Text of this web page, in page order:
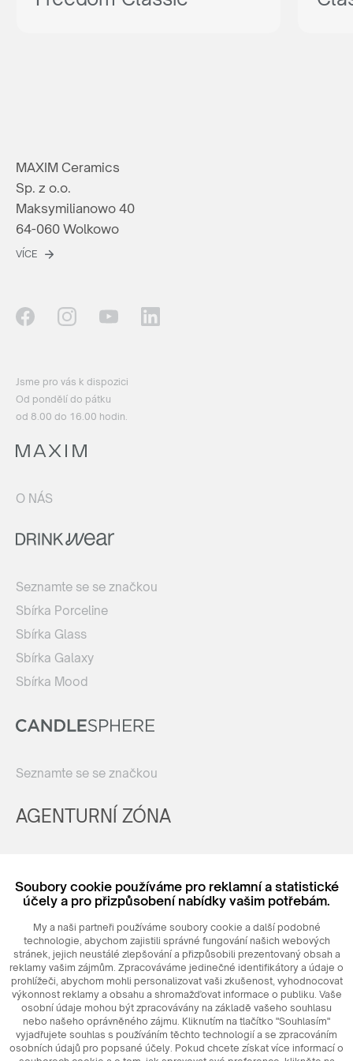
MAXIM Ceramics
Sp. z o.o.
Maksymilianowo 40
64-060 Wolkowo
VÍCE
Jsme pro vás k dispozici
Od pondělí do pátku
od 8.00 do 16.00 hodin.
O NÁS
Seznamte se se značkou
Sbírka Porceline
Sbírka Glass
Sbírka Galaxy
Sbírka Mood
Seznamte se se značkou
AGENTURNÍ ZÓNA
Login
© 2026MAXIM Ceramics Sp. z o. o.
Soubory cookie používáme pro reklamní a statistické
účely a pro přizpůsobení nabídky vašim potřebám.
My a naši partneři používáme soubory cookie a další podobné
technologie, abychom zajistili správné fungování našich webových
stránek, jejich neustálé zlepšování a přizpůsobili prezentovaný obsah a
reklamy vašim zájmům. Zpracováváme jedinečné identifikátory a údaje o
prohlížeči, abychom mohli personalizovat vaši zkušenost, vyhodnocovat
výkonnost reklamy a obsahu a shromažďovat informace o publiku. Vaše
osobní údaje mohou být zpracovávány na základě vašeho souhlasu
nebo našeho oprávněného zájmu. Kliknutím na tlačítko "Souhlasím"
vyjadřujete souhlas s používáním těchto technologií a se zpracováním
osobních údajů pro popsané účely. Pokud chcete získat více informací o